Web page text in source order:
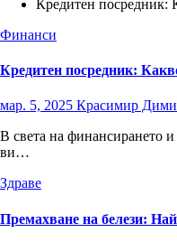
Кредитен посредник:
Финанси
Кредитен посредник:
мар. 5, 2025 Красимир
В света на финансирането
ви…
Здраве
Премахване на белези: